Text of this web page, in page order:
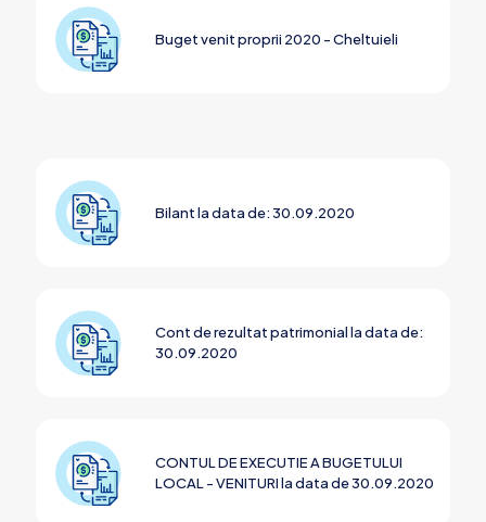
Buget venit proprii 2020 - Cheltuieli
Bilant la data de: 30.09.2020
Cont de rezultat patrimonial la data de:
30.09.2020
CONTUL DE EXECUTIE A BUGETULUI
LOCAL - VENITURI la data de 30.09.2020